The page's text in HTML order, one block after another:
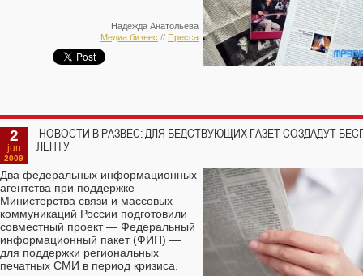
Надежда Анатольева
Медиа бизнес // Пресса
2
jun
2009
НОВОСТИ В РАЗВЕС: ДЛЯ БЕДСТВУЮЩИХ ГАЗЕТ СОЗДАДУТ
ЛЕНТУ
Два федеральных информационных
агентства при поддержке
Министерства связи и массовых
коммуникаций России подготовили
совместный проект — Федеральный
информационный пакет (ФИП) —
для поддержки региональных
печатных СМИ в период кризиса.